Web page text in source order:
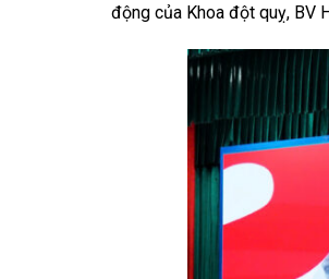
động của Khoa đột quỵ, BV